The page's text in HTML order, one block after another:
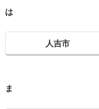
は
人吉市
ま